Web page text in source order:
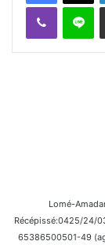
Viber
Lomé-
Récépissé:0425/24/
65386500501-49